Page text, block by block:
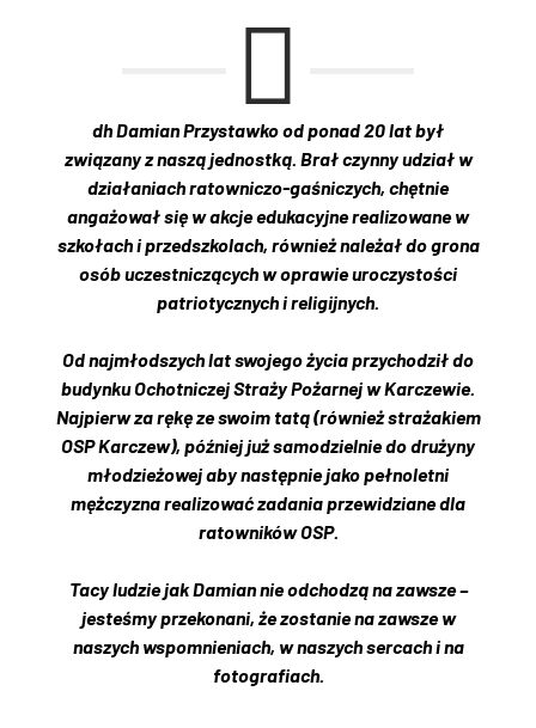
dh Damian Przystawko od ponad 20 lat był
związany z naszą jednostką. Brał czynny udział w
działaniach ratowniczo-gaśniczych, chętnie
angażował się w akcje edukacyjne realizowane w
szkołach i przedszkolach, również należał do grona
osób uczestniczących w oprawie uroczystości
patriotycznych i religijnych.
Od najmłodszych lat swojego życia przychodził do
budynku Ochotniczej Straży Pożarnej w Karczewie.
Najpierw za rękę ze swoim tatą (również strażakiem
OSP Karczew), później już samodzielnie do drużyny
młodzieżowej aby następnie jako pełnoletni
mężczyzna realizować zadania przewidziane dla
ratowników OSP.
Tacy ludzie jak Damian nie odchodzą na zawsze –
jesteśmy przekonani, że zostanie na zawsze w
naszych wspomnieniach, w naszych sercach i na
fotografiach.